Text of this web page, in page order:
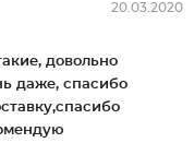
20.03.2020
довольно
даже, спасибо